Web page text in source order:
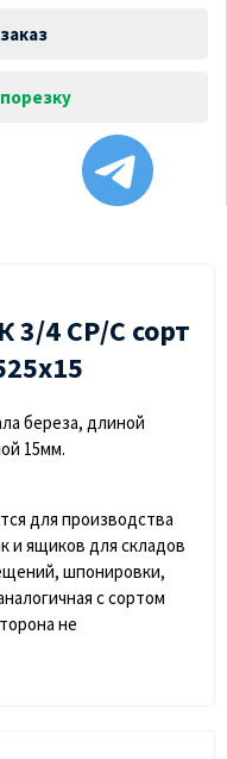
3/4 СР/С сорт
береза, длиной
15мм.
для производства
и ящиков для складов
шпонировки,
с сортом
не